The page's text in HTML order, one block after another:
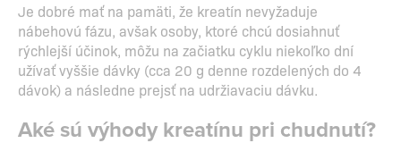
Je dobré mať na pamäti, že kreatín nevyžaduje
nábehovú fázu, avšak osoby, ktoré chcú dosiahnuť
rýchlejší účinok, môžu na začiatku cyklu niekoľko dní
užívať vyššie dávky (cca 20 g denne rozdelených do 4
dávok) a následne prejsť na udržiavaciu dávku.
Aké sú výhody kreatínu pri chudnutí?